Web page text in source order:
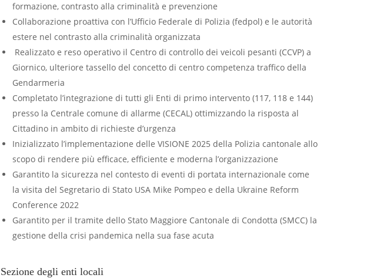
formazione, contrasto alla criminalità e prevenzione
Collaborazione proattiva con l’Ufficio Federale di Polizia (fedpol) e le autorità
estere nel contrasto alla criminalità organizzata
Realizzato e reso operativo il Centro di controllo dei veicoli pesanti (CCVP) a
Giornico, ulteriore tassello del concetto di centro competenza traffico della
Gendarmeria
Completato l’integrazione di tutti gli Enti di primo intervento (117, 118 e 144)
presso la Centrale comune di allarme (CECAL) ottimizzando la risposta al
Cittadino in ambito di richieste d’urgenza
Inizializzato l’implementazione delle VISIONE 2025 della Polizia cantonale allo
scopo di rendere più efficace, efficiente e moderna l’organizzazione
Garantito la sicurezza nel contesto di eventi di portata internazionale come
la visita del Segretario di Stato USA Mike Pompeo e della Ukraine Reform
Conference 2022
Garantito per il tramite dello Stato Maggiore Cantonale di Condotta (SMCC) la
gestione della crisi pandemica nella sua fase acuta
Sezione degli enti locali